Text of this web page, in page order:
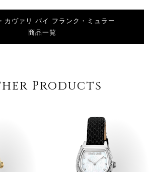
カヴァリ バイ フランク・ミュラー
商品一覧
Products